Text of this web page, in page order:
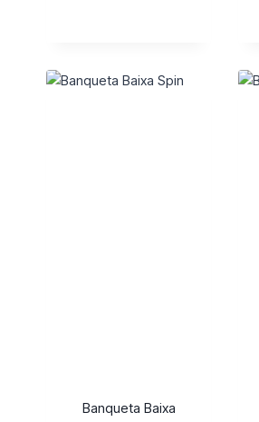
Banqueta Baixa